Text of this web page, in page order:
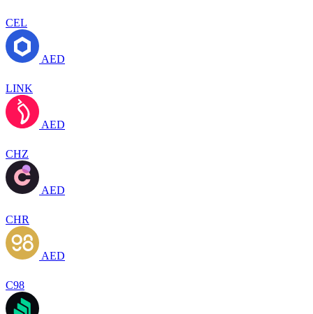
CEL
AED
LINK
AED
CHZ
AED
CHR
AED
C98